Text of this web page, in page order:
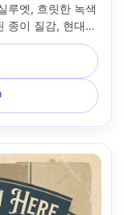
루엣, 흐릿한 녹색
종이 질감, 현대적
의 대담한 제목 패
크 그레인, 선물할
사계 깊이, 부드러